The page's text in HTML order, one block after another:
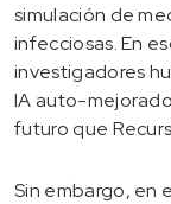
simulación de
infecciosas. En
investigadores
IA auto-
futuro que
Sin embargo, en